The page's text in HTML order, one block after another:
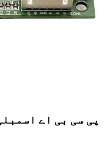
بی اے اسمبلی جس